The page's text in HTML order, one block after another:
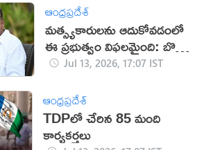
ఆంధ్రప్రదేశ్
మత్స్యకారులను ఆదుకోవడంలో
ఈ ప్రభుత్వం విఫలమైంది: బొత్స
సత్యనారాయణ
Jul 13, 2026, 17:07 IST
ఆంధ్రప్రదేశ్
TDPలో చేరిన 85 మంది
కార్యకర్తలు